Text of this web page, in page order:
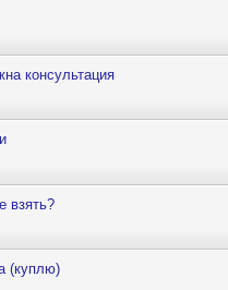
консультация
взять?
(куплю)